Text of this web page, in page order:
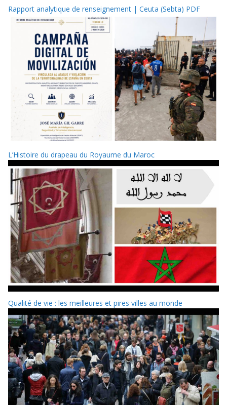
Rapport analytique de renseignement | Ceuta (Sebta) PDF
L’Histoire du drapeau du Royaume du Maroc
Qualité de vie : les meilleures et pires villes au monde